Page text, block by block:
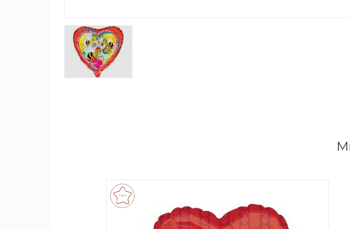
Шары с гелием